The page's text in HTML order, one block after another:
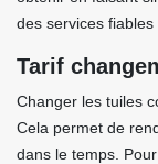
des services fiables
Tarif
Changer les tuiles
Cela permet de
dans le temps.